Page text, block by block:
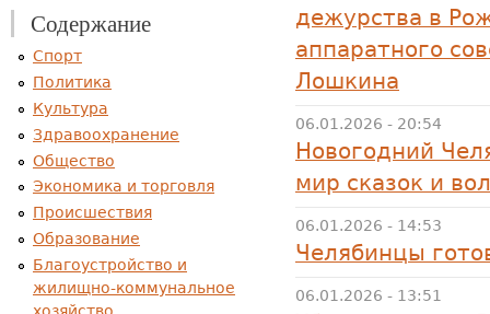
дежурства в
аппаратного
Лошкина
06.01.2026 - 20:54
Новогодний
мир сказок и
06.01.2026 - 14:53
Челябинцы
06.01.2026 - 13:51
Содержание
Спорт
Политика
Культура
Здравоохранение
Общество
Экономика и торговля
Происшествия
Образование
Благоустройство и
жилищно-коммунальное
хозяйство